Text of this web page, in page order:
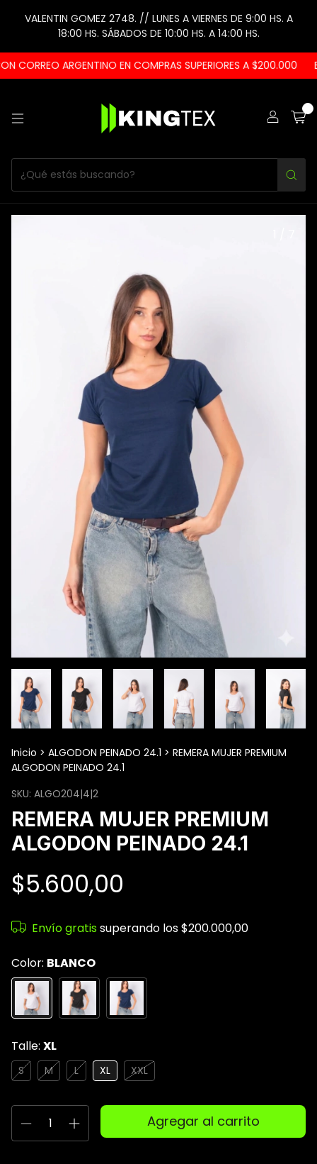
VALENTIN GOMEZ 2748. // LUNES A VIERNES DE 9:00 HS. A
18:00 HS. SÁBADOS DE 10:00 HS. A 14:00 HS.
CORREO ARGENTINO EN COMPRAS SUPERIORES A $200.000
Inicio > ALGODON PEINADO 24.1 > REMERA MUJER PREMIUM
ALGODON PEINADO 24.1
SKU: ALGO204|4|2
REMERA MUJER PREMIUM
ALGODON PEINADO 24.1
$5.600,00
Envío gratissuperando los$200.000,00
Color: BLANCO
Talle: XL
S M L XL XXL